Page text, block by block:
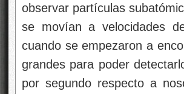
observar partículas
se movían a velocidades
cuando se empezaron a
grandes para poder
por segundo respecto a